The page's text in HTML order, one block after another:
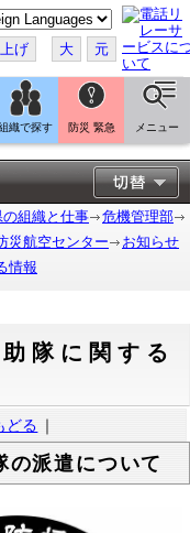
げ 大 元
織で探す 防災 緊急 メニュー
の組織と仕事
危機管理部
災航空センター
お知らせ
情報
隊に関する
どる ｜
の派遣について